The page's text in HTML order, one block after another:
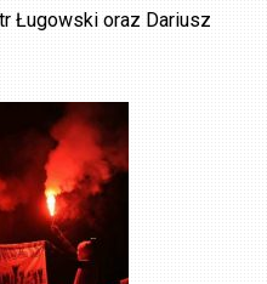
Ługowski oraz Dariusz